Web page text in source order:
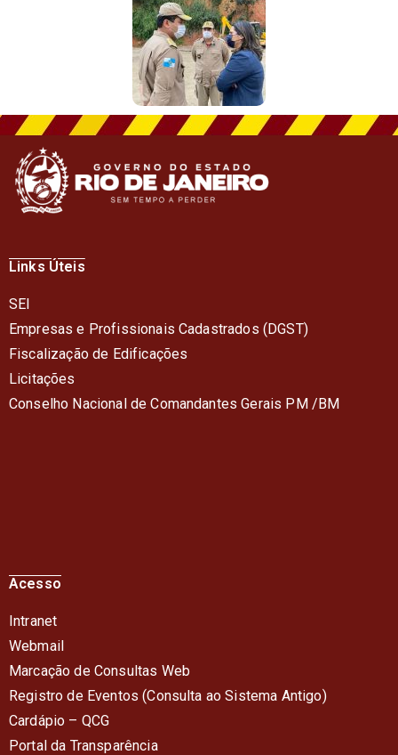
Links Úteis
SEI
Empresas e Profissionais Cadastrados (DGST)
Fiscalização de Edificações
Licitações
Conselho Nacional de Comandantes Gerais PM /BM
Acesso
Intranet
Webmail
Marcação de Consultas Web
Registro de Eventos (Consulta ao Sistema Antigo)
Cardápio – QCG
Portal da Transparência